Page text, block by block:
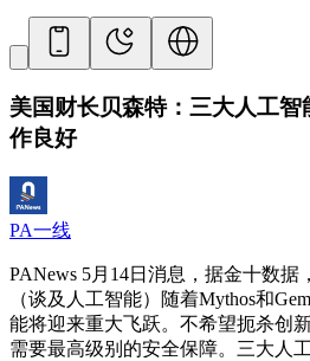
美国财长贝森特：三大人工
作良好
PA一线
PANews 5月14日消息，据金十数据
（谈及人工智能）随着Mythos和
能将迎来重大飞跃。不希望扼杀创
需要最高级别的安全保障。三大人